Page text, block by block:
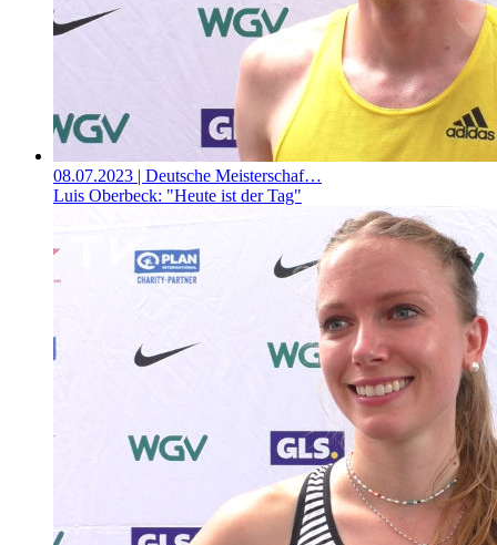
08.07.2023 | Deutsche Meisterschaf…
Luis Oberbeck: "Heute ist der Tag"